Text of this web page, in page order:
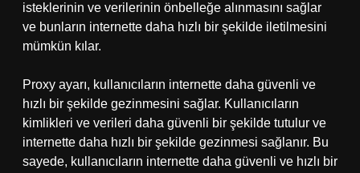
isteklerinin ve verilerinin önbelleğe alınmasını sağlar
ve bunların internette daha hızlı bir şekilde iletilmesini
mümkün kılar.
Proxy ayarı, kullanıcıların internette daha güvenli ve
hızlı bir şekilde gezinmesini sağlar. Kullanıcıların
kimlikleri ve verileri daha güvenli bir şekilde tutulur ve
internette daha hızlı bir şekilde gezinmesi sağlanır. Bu
sayede, kullanıcıların internette daha güvenli ve hızlı bir